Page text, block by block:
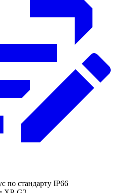
по стандарту IP66